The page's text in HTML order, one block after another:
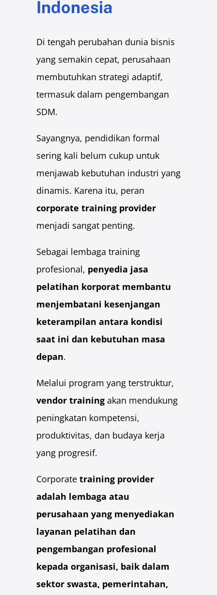
Kisah Sukses
Samsung – Business Reporting
Samsung – Creative Thinking
Unilever – Training for Trainers
Gunung Sewu – Team Building
Training Unggulan
Smart Presentation
Smart PowerPoint
Smart Infographic
Data Visualization
Communication
Coaching & Mentoring
Public Speaking
Service Excellence
Salesmanship
Problem Solving
Speed Reading
Team Building & Synergy
Download Proposal
Buku Gratis
Buku Leadership Gratis
Buku Presentasi Memukau
Buku Speed Reading for Beginners
Indonesia
Di tengah perubahan dunia bisnis
yang semakin cepat, perusahaan
membutuhkan strategi adaptif,
termasuk dalam pengembangan
SDM.
Sayangnya, pendidikan formal
sering kali belum cukup untuk
menjawab kebutuhan industri yang
dinamis. Karena itu, peran
corporate training provider
menjadi sangat penting.
Sebagai lembaga training
profesional, penyedia jasa
pelatihan korporat membantu
menjembatani kesenjangan
keterampilan antara kondisi
saat ini dan kebutuhan masa
depan.
Melalui program yang terstruktur,
vendor trainingakan mendukung
peningkatan kompetensi,
produktivitas, dan budaya kerja
yang progresif.
Corporate training provider
adalah lembaga atau
perusahaan yang menyediakan
layanan pelatihan dan
pengembangan profesional
kepada organisasi, baik dalam
sektor swasta, pemerintahan,